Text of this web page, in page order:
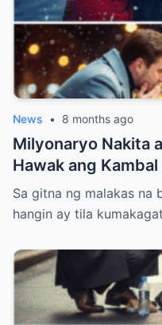
News • 8 months ago
Milyonaryo Nakita
Hawak ang Kambal
Nangangatog sa
Ginawa Niyang Isa
Sa gitna ng malakas na
hangin ay tila